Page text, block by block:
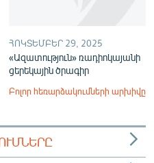
ՀՈԿՏԵՄԲԵՐ 29, 2025
«Ազատություն» ռադիոկայանի
ցերեկային ծրագիր
Բոլոր հեռարձակումների արխիվը